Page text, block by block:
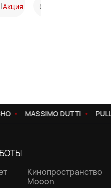
|Акция
ZIKO: скидки до
01.07.2026
MASSIMO DUTTI
Кинопространство
Mooon